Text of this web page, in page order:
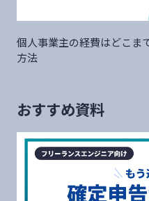
個人事業主の経費はどこま
方法
おすすめ資料